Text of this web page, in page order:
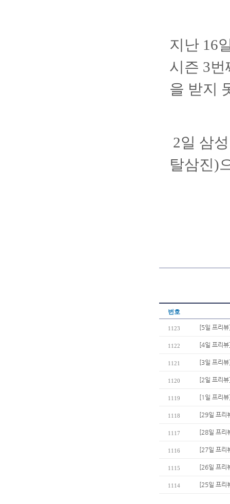
지난 16
시즌 3
을 받지
2일 삼
탈삼진)
번호
1123 [5일 프리
1122 [4일 프리
1121 [3일 프리
1120 [2일 프리
1119 [1일 프리
1118 [29일 프리
1117 [28일 프리
1116 [27일 프리
1115 [26일 프리
1114 [25일 프리